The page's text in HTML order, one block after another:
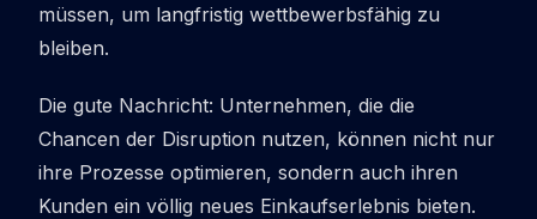
müssen, um langfristig wettbewerbsfähig zu
bleiben.
Die gute Nachricht: Unternehmen, die die
Chancen der Disruption nutzen, können nicht nur
ihre Prozesse optimieren, sondern auch ihren
Kunden ein völlig neues Einkaufserlebnis bieten.